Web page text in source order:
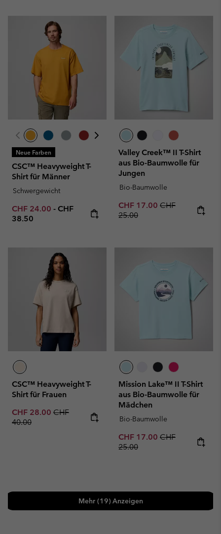
Neue Farben
CSC™ Heavyweight T-
Shirt für Männer
Schwergewicht
Minimum sale price:
CHF 24.00 - Maximum price:
CHF
38.50
Valley Creek™ II T-Shirt
aus Bio-Baumwolle für
Jungen
Bio-Baumwolle
Sale price:
CHF 17.00 Regular price:
CHF
25.00
CSC™ Heavyweight T-
Shirt für Frauen
Sale price:
CHF 28.00 Regular price:
CHF
40.00
Mission Lake™ II T-Shirt
aus Bio-Baumwolle für
Mädchen
Bio-Baumwolle
Sale price:
CHF 17.00 Regular price:
CHF
25.00
Mehr (19) Anzeigen